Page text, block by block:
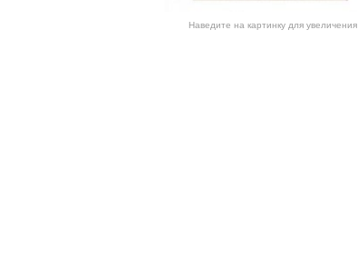
Наведите на картинку для увеличения